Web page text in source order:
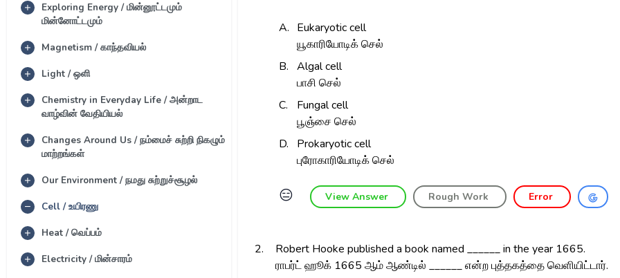
Exploring Energy / மின்னூட்டமும்
மின்னோட்டமும்
Magnetism / காந்தவியல்
Light / ஒளி
Chemistry in Everyday Life / அன்றாட
வாழ்வின் வேதியியல்
Changes Around Us / நம்மைச் சுற்றி நிகழும்
மாற்றங்கள்
Our Environment / நமது சுற்றுச்சூழல்
Cell / உயிரணு
Heat / வெப்பம்
Electricity / மின்சாரம்
A. Eukaryotic cell
யூகாரியோடிக் செல்
B.
Algal cell
பாசி செல்
C.
Fungal cell
பூஞ்சை செல்
D.
Prokaryotic cell
புரோகாரியோடிக் செல்
😑 View Answer Rough Work Error
2.
Robert Hooke published a book named ______ in the year 1665.
ராபர்ட் ஹூக் 1665 ஆம் ஆண்டில் ______ என்ற புத்தகத்தை வெளியிட்டார்.